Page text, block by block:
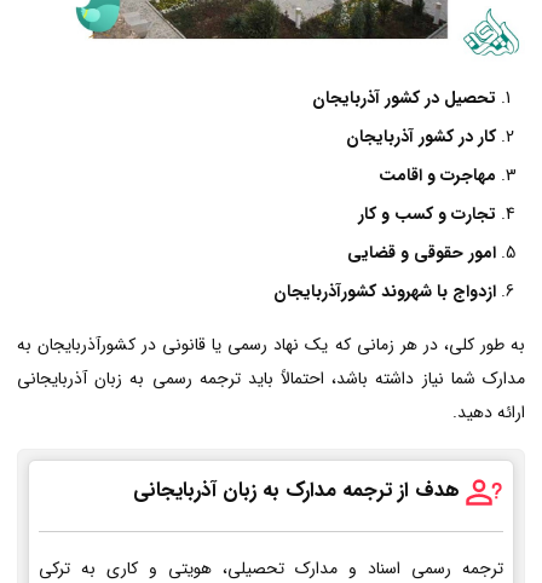
تحصیل در کشور آذربایجان
کار در کشور آذربایجان
مهاجرت و اقامت
تجارت و کسب و کار
امور حقوقی و قضایی
ازدواج با شهروند کشورآذربایجان
به طور کلی، در هر زمانی که یک نهاد رسمی یا قانونی در کشورآذربایجان به
مدارک شما نیاز داشته باشد، احتمالاً باید ترجمه رسمی به زبان آذربایجانی
ارائه دهید.
هدف از ترجمه مدارک به زبان آذربایجانی
ترجمه رسمی اسناد و مدارک تحصیلی، هویتی و کاری به ترکی